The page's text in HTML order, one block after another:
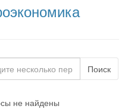
Поиск
не найдены